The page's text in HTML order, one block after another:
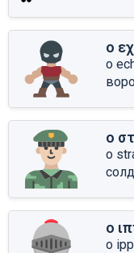
ο
o
ο
o
ο
o